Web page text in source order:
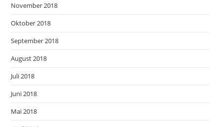
November 2018
Oktober 2018
September 2018
August 2018
Juli 2018
Juni 2018
Mai 2018